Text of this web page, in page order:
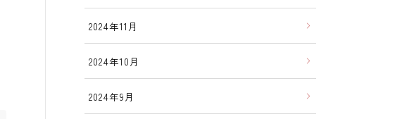
2024年11月
2024年10月
2024年9月